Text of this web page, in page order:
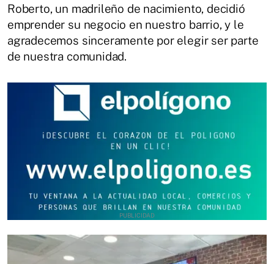
Roberto, un madrileño de nacimiento, decidió
emprender su negocio en nuestro barrio, y le
agradecemos sinceramente por elegir ser parte
de nuestra comunidad.